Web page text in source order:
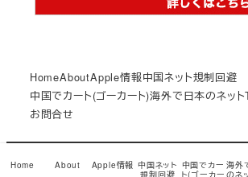
HomeAboutApple情報中国ネット規制回避
中国でカート(ゴーカート)海外で日本のネッ
お問合せ
© Copyright 2017小龍茶館Snow
Home About Apple情報 中国ネット
規制回避
中国でカー
ト(ゴーカー
海外
のネ